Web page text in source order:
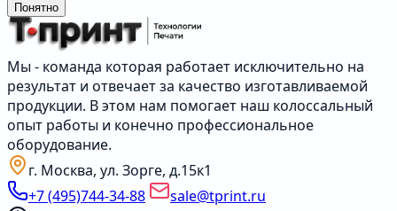
Понятно
Мы - команда которая работает исключительно на
результат и отвечает за качество изготавливаемой
продукции. В этом нам помогает наш колоссальный
опыт работы и конечно профессиональное
оборудование.
г. Москва, ул. Зорге, д.15к1
+7 (495)744-34-88
sale@tprint.ru